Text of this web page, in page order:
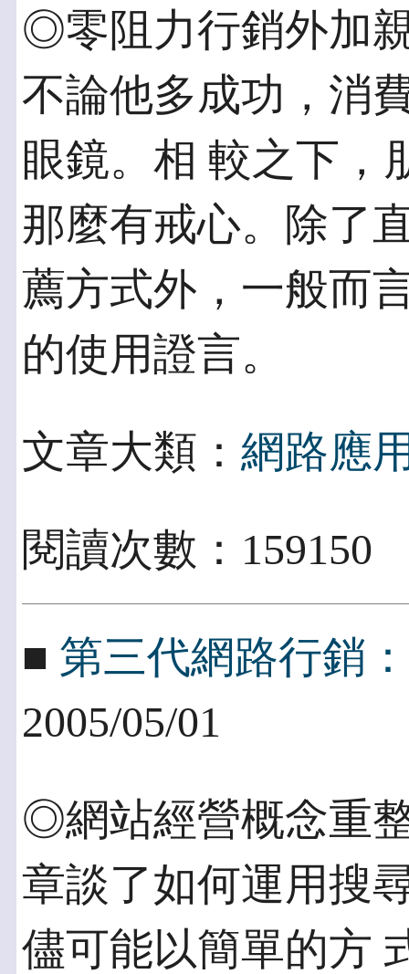
◎零阻力行銷外加
不論他多成功，消
眼鏡。相 較之下，
那麼有戒心。除了
薦方式外，一般而
的使用證言。
文章大類： 網路應
閱讀次數：
■ 第三代網路行銷
2005/05/01
◎網站經營概念重
章談了如何運用搜
儘可能以簡單的方